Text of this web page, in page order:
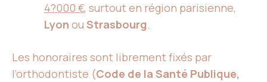
4?000 €, surtout en région parisienne,
Lyon ou Strasbourg.
Les honoraires sont librement fixés par
l’orthodontiste (Code de la Santé Publique,